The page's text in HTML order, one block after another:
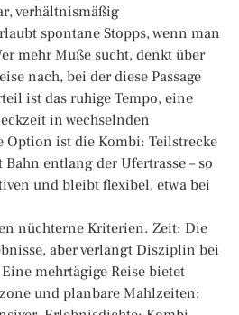
verhältnismäßig
spontane Stopps, wenn man
mehr Muße sucht, denkt über
nach, bei der diese Passage
ist das ruhige Tempo, eine
in wechselnden
ist die Kombi: Teilstrecke
entlang der Ufertrasse – so
und bleibt flexibel, etwa bei
nüchterne Kriterien. Zeit: Die
aber verlangt Disziplin bei
mehrtägige Reise bietet
und planbare Mahlzeiten;